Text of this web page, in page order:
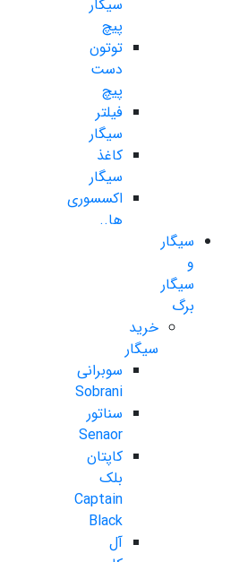
سیگار
پیچ
توتون
دست
پیچ
فیلتر
سیگار
کاغذ
سیگار
اکسسوری
ها..
سیگار
و
سیگار
برگ
خرید
سیگار
سوبرانی
Sobrani
سناتور
Senaor
کاپتان
بلک
Captain
Black
آل